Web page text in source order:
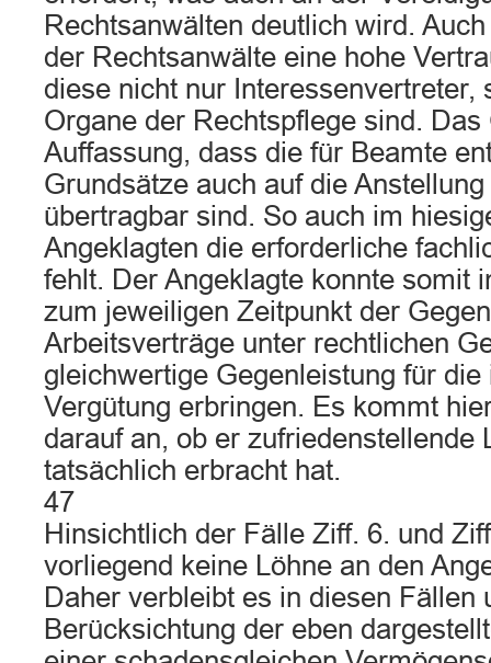
Rechtsanwälten deutlich wird.
der Rechtsanwälte eine hohe
diese nicht nur Interessenvertreter,
Organe der Rechtspflege sind.
Auffassung, dass die für Beamte
Grundsätze auch auf die
übertragbar sind. So auch im
Angeklagten die erforderliche
fehlt. Der Angeklagte konnte somit
zum jeweiligen Zeitpunkt der
Arbeitsverträge unter rechtlichen
gleichwertige Gegenleistung für
Vergütung erbringen. Es kommt
darauf an, ob er zufriedenstellende
tatsächlich erbracht hat.
47
Hinsichtlich der Fälle Ziff. 6. und
vorliegend keine Löhne an den
Daher verbleibt es in diesen Fällen
Berücksichtung der eben